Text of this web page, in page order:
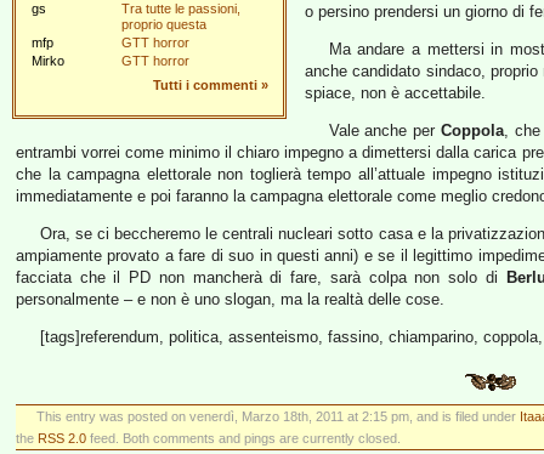
gs
Tra tutte le passioni,
proprio questa
mfp
GTT horror
Mirko
GTT horror
Tutti i commenti »
o persino prendersi un giorno di
Ma andare a mettersi in
anche candidato sindaco,
spiace, non è accettabile.
Vale anche perCoppola, che
entrambi vorrei come minimo il chiaro impegno a dimettersi dalla carica
che la campagna elettorale non toglierà tempo all’attuale impegno
immediatamente e poi faranno la campagna elettorale come meglio
Ora, se ci beccheremo le centrali nucleari sotto casa e la
ampiamente provato a fare di suo in questi anni) e se il legittimo
facciata che il PD non mancherà di fare, sarà colpa non solo di
personalmente – e non è uno slogan, ma la realtà delle cose.
[tags]referendum, politica, assenteismo, fassino, chiamparino,
This entry was posted on venerdì, Marzo 18th, 2011 at 2:15 pm, and is filed under
the RSS 2.0 feed. Both comments and pings are currently closed.